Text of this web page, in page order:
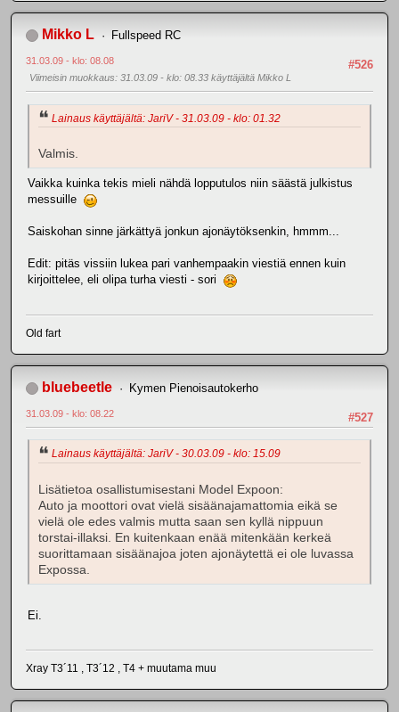
Mikko L Fullspeed RC
#526
31.03.09 - klo: 08.08
Viimeisin muokkaus: 31.03.09 - klo: 08.33 käyttäjältä Mikko L
Lainaus käyttäjältä: JariV - 31.03.09 - klo: 01.32
Valmis.
Vaikka kuinka tekis mieli nähdä lopputulos niin säästä julkistus
messuille
Saiskohan sinne järkättyä jonkun ajonäytöksenkin, hmmm...
Edit: pitäs vissiin lukea pari vanhempaakin viestiä ennen kuin
kirjoittelee, eli olipa turha viesti - sori
Old fart
bluebeetle Kymen Pienoisautokerho
#527
31.03.09 - klo: 08.22
Lainaus käyttäjältä: JariV - 30.03.09 - klo: 15.09
Lisätietoa osallistumisestani Model Expoon:
Auto ja moottori ovat vielä sisäänajamattomia eikä se
vielä ole edes valmis mutta saan sen kyllä nippuun
torstai-illaksi. En kuitenkaan enää mitenkään kerkeä
suorittamaan sisäänajoa joten ajonäytettä ei ole luvassa
Expossa.
Ei.
Xray T3´11 , T3´12 , T4 + muutama muu